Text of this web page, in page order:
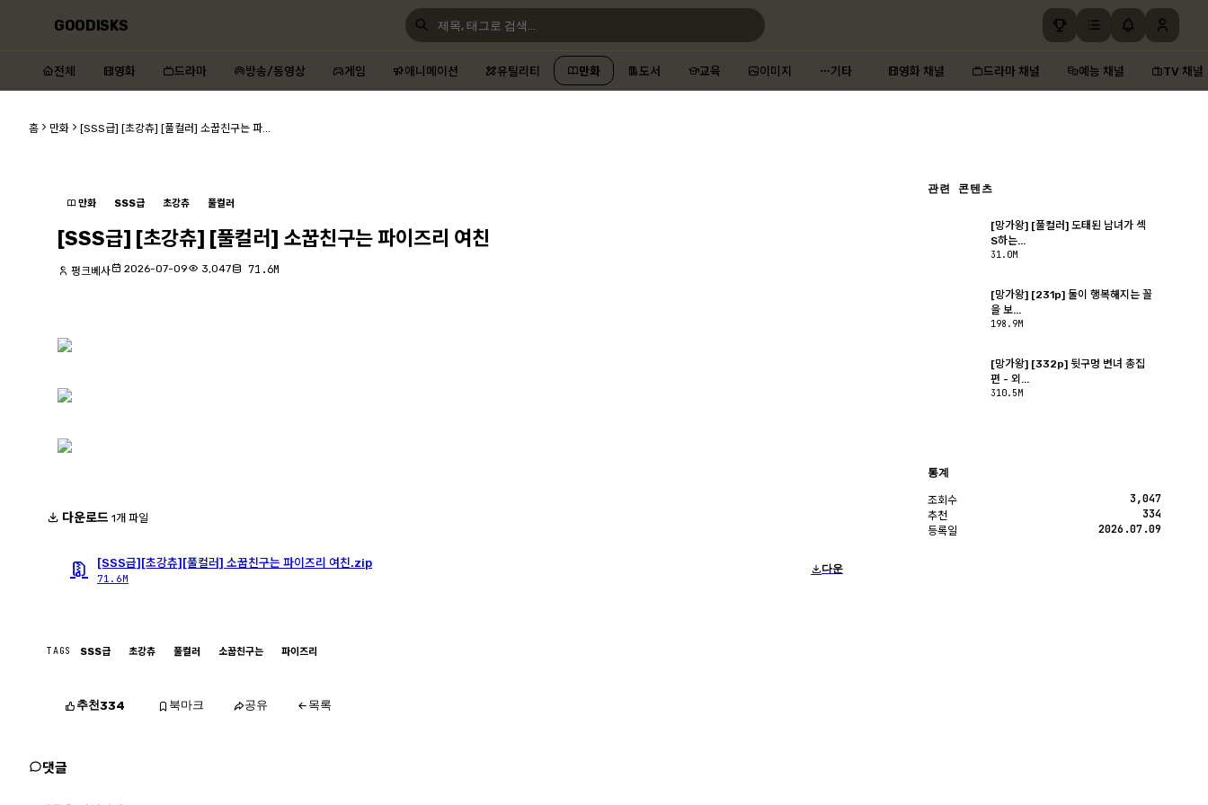
GOODISKS
전체 영화 드라마 방송/동영상 게임 애니메이션 유틸리티 만화 도서 교육 이미지 기타 영화 채널 드라마 채널 예능 채널 TV 채널
홈 만화 [SSS급] [초강츄] [풀컬러] 소꿉친구는 파...
만화 SSS급 초강츄 풀컬러
[SSS급] [초강츄] [풀컬러] 소꿉친구는 파이즈리 여친
펑크베사 2026-07-09 3,047 71.6M
다운로드 1개 파일
[SSS급][초강츄][풀컬러] 소꿉친구는 파이즈리 여친.zip
71.6M
다운
TAGS SSS급 초강츄 풀컬러 소꿉친구는 파이즈리
추천334 북마크 공유 목록
댓글
관련 콘텐츠
[망가왕] [풀컬러] 도태된 남녀가 섹
S하는...
31.0M
[망가왕] [231p] 둘이 행복해지는 꼴
을 보...
198.9M
[망가왕] [332p] 뒷구멍 변녀 총집
편 - 외...
310.5M
통계
조회수 3,047
추천 334
등록일 2026.07.09